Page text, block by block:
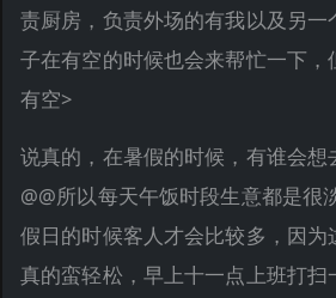
责厨房，负责外场的有我以及另
子在有空的时候也会来帮忙一下，
有空>
说真的，在暑假的时候，有谁会想
@@所以每天午饭时段生意都是很
假日的时候客人才会比较多，因
真的蛮轻松，早上十一点上班打扫